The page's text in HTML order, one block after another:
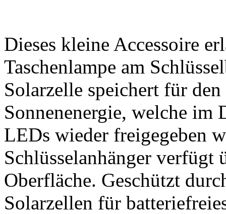
Dieses kleine Accessoire
Taschenlampe am
Solarzelle speichert für
Sonnenenergie, welche im
LEDs wieder freigegeben
Schlüsselanhänger
Oberfläche. Geschützt
Solarzellen für